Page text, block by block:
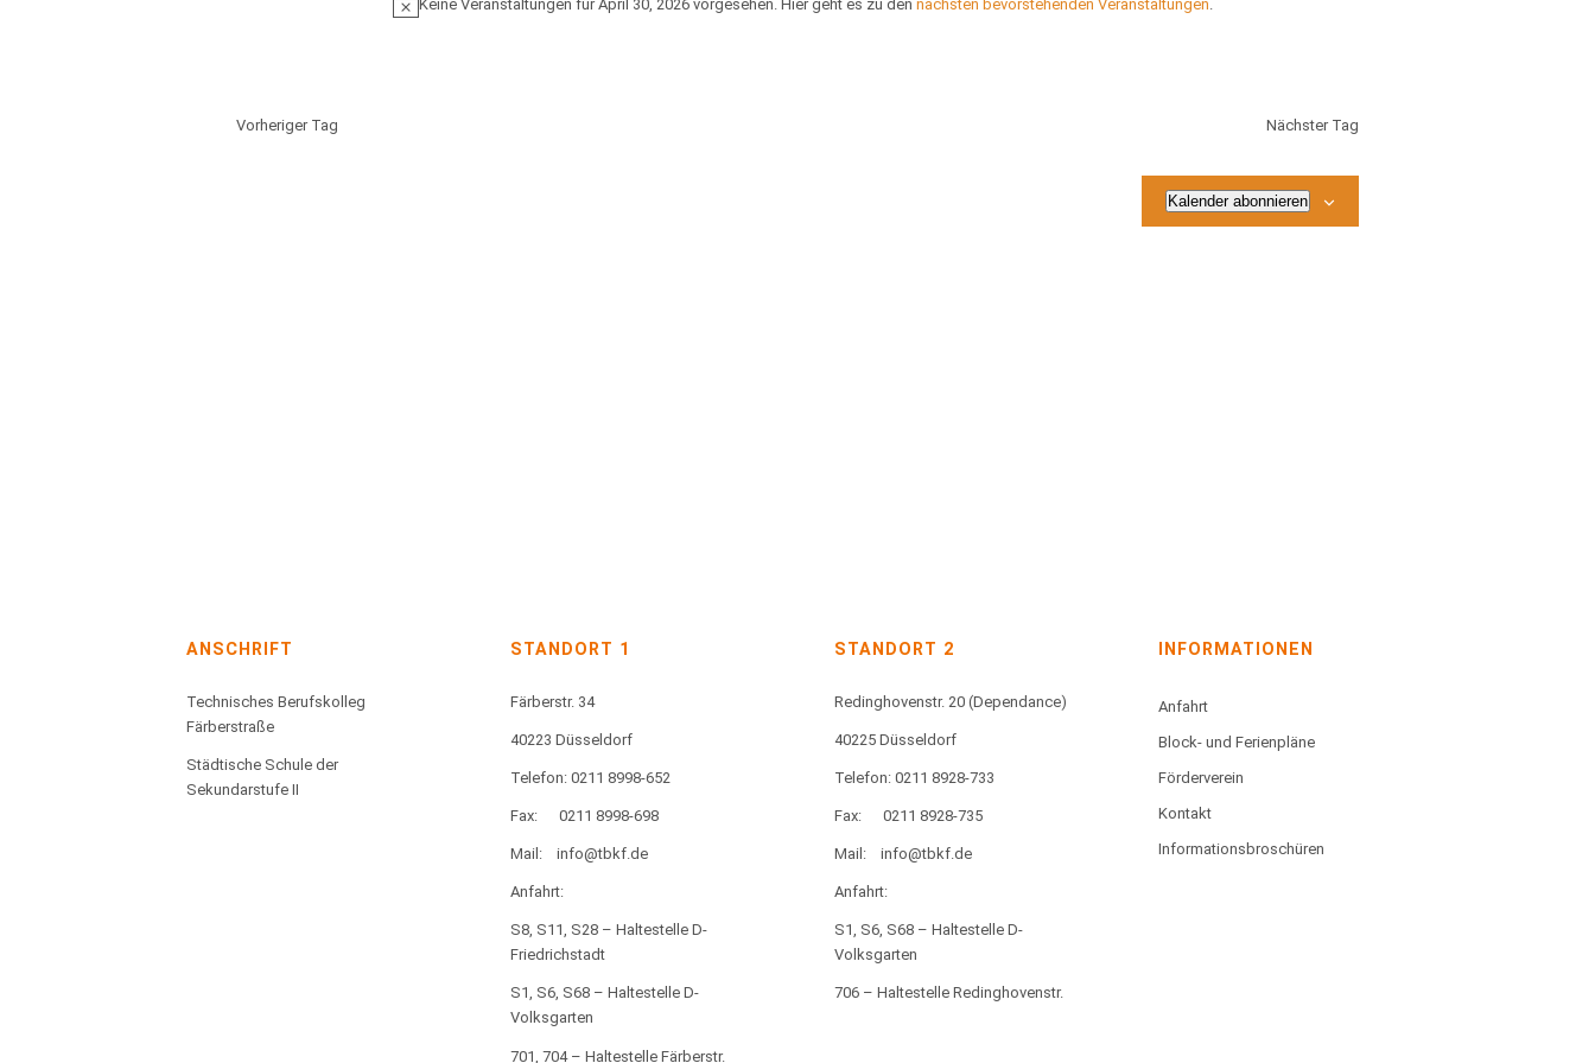
Hinweis
Keine Veranstaltungen für April 30, 2026 vorgesehen. Hier geht es zu den nächsten bevorstehenden Veranstaltungen
Vorheriger Tag Nächster Tag
Kalender abonnieren
ANSCHRIFT
Technisches Berufskolleg
Färberstraße
Städtische Schule der
Sekundarstufe II
STANDORT 1
Färberstr. 34
40223 Düsseldorf
Telefon: 0211 8998-652
Fax: 0211 8998-698
Mail: info@tbkf.de
Anfahrt:
S8, S11, S28 – Haltestelle D-
Friedrichstadt
S1, S6, S68 – Haltestelle D-
Volksgarten
701, 704 – Haltestelle Färberstr.
STANDORT 2
Redinghovenstr. 20 (Dependance)
40225 Düsseldorf
Telefon: 0211 8928-733
Fax: 0211 8928-735
Mail: info@tbkf.de
Anfahrt:
S1, S6, S68 – Haltestelle D-
Volksgarten
706 – Haltestelle Redinghovenstr.
INFORMATIONEN
Anfahrt
Block- und Ferienpläne
Förderverein
Kontakt
Informationsbroschüren